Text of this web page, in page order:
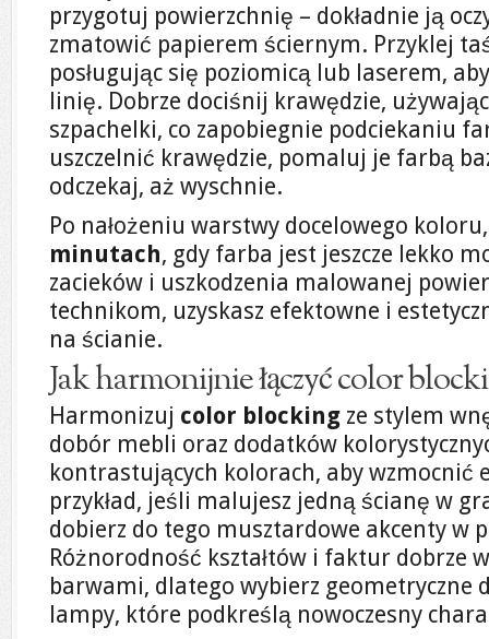
przygotuj powierzchnię – dokładnie ją
zmatowić papierem ściernym. Przyklej
posługując się poziomicą lub laserem,
linię. Dobrze dociśnij krawędzie,
szpachelki, co zapobiegnie podciekaniu
uszczelnić krawędzie, pomaluj je farbą
odczekaj, aż wyschnie.
Po nałożeniu warstwy docelowego
minutach, gdy farba jest jeszcze lekko
zacieków i uszkodzenia malowanej
technikom, uzyskasz efektowne i
na ścianie.
Jak harmonijnie łączyć color
Harmonizuj color blocking ze stylem
dobór mebli oraz dodatków
kontrastujących kolorach, aby wzmocnić
przykład, jeśli malujesz jedną ścianę w
dobierz do tego musztardowe akcenty w
Różnorodność kształtów i faktur dobrze
barwami, dlatego wybierz geometryczne
lampy, które podkreślą nowoczesny